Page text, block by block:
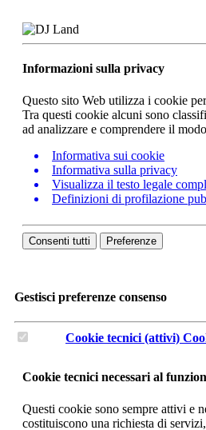
Informazioni sulla privacy
Questo sito Web utilizza i cookie
Tra questi cookie alcuni sono
ad analizzare e comprendere il
Informativa sui cookie
Informativa sulla privacy
Visualizza il testo legale
Definizioni di profilazione
Consenti tutti Preferenze
Gestisci preferenze consenso
Cookie tecnici (attivi)
Cookie tecnici necessari al
Questi cookie sono sempre attivi e
costituiscono una richiesta di